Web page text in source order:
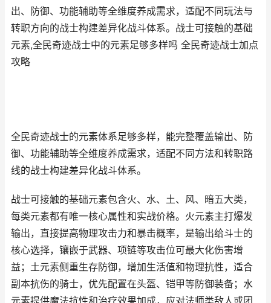
出、防御、功能辅助等全维度养成需求，适配不同玩法与
转职方向的战士构建差异化战斗体系。战士可接触的基础
元素,全民奇迹战士中的元素足够多样吗 全民奇迹战士加点
攻略
全民奇迹战士的元素体系足够多样，能完整覆盖输出、防
御、功能辅助等全维度养成需求，适配不同方法和转职路
线的战士构建差异化战斗体系。
战士可接触的基础元素包含火、水、土、风、暗五大类，
每类元素都有唯一核心属性和实战价格。火元素主打爆发
输出，直接提高物理攻击力和暴击概率，是输出给斗士的
核心选择，镶嵌于武器、项链等攻击位可最大化伤害增
益；土元素侧重生存防御，增加生活值和物理抗性，适合
副本抗伤的骑士，优先配置在头盔、铠甲等防御装备；水